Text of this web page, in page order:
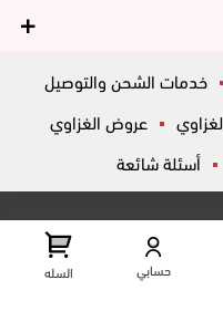
خدمات الشحن والتوصيل
عروض الغزاوي
أسئلة شائعة
عرض علي الخريطه
حسابي السله